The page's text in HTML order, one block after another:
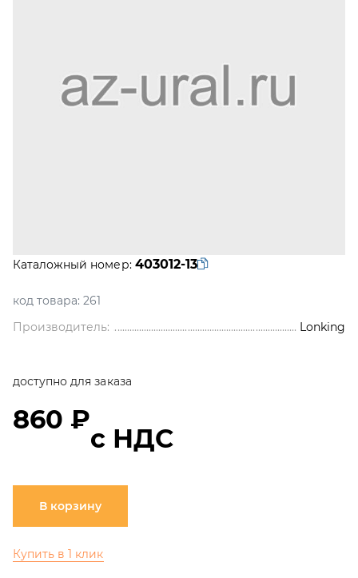
Каталожный номер: 403012-13
код товара: 261
Производитель:
Lonking
доступно для заказа
860 ₽
с НДС
В корзину
Купить в 1 клик